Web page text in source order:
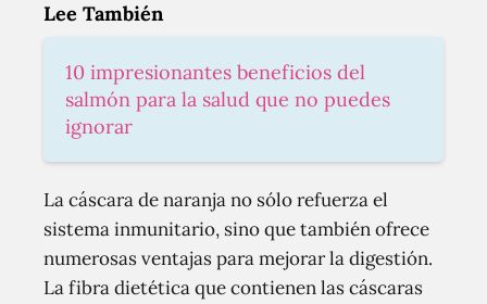
Lee También
10 impresionantes beneficios del
salmón para la salud que no puedes
ignorar
La cáscara de naranja no sólo refuerza el
sistema inmunitario, sino que también ofrece
numerosas ventajas para mejorar la digestión.
La fibra dietética que contienen las cáscaras